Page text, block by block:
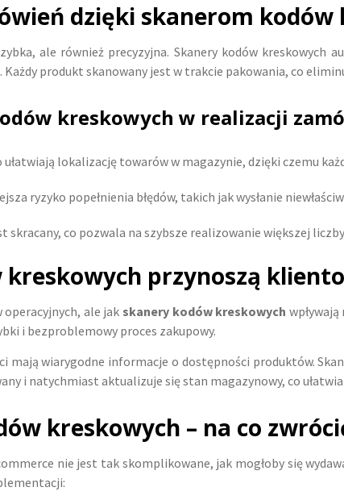
dzięki skanerom kodów
ale również precyzyjna. Skanery kodów kreskowych
produkt skanowany jest w trakcie pakowania, co
kreskowych w realizacji
ułatwiają lokalizację towarów w magazynie, dzięki czemu
ryzyko popełnienia błędów, takich jak wysłanie
skracany, co pozwala na szybsze realizowanie większej
przynoszą
ale jak skanery kodów kreskowych
i bezproblemowy proces zakupowy.
mają wiarygodne informacje o dostępności produktów.
i natychmiast aktualizuje się stan magazynowy, co
kreskowych – na co
nie jest tak skomplikowane, jak mogłoby się